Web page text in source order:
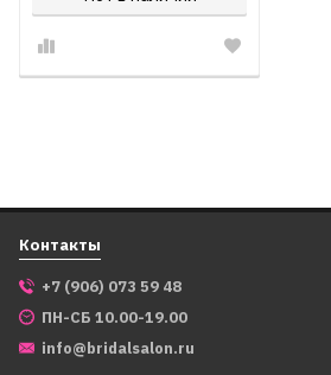
Контакты
+7 (906) 073 59 48
ПН-СБ 10.00-19.00
info@bridalsalon.ru